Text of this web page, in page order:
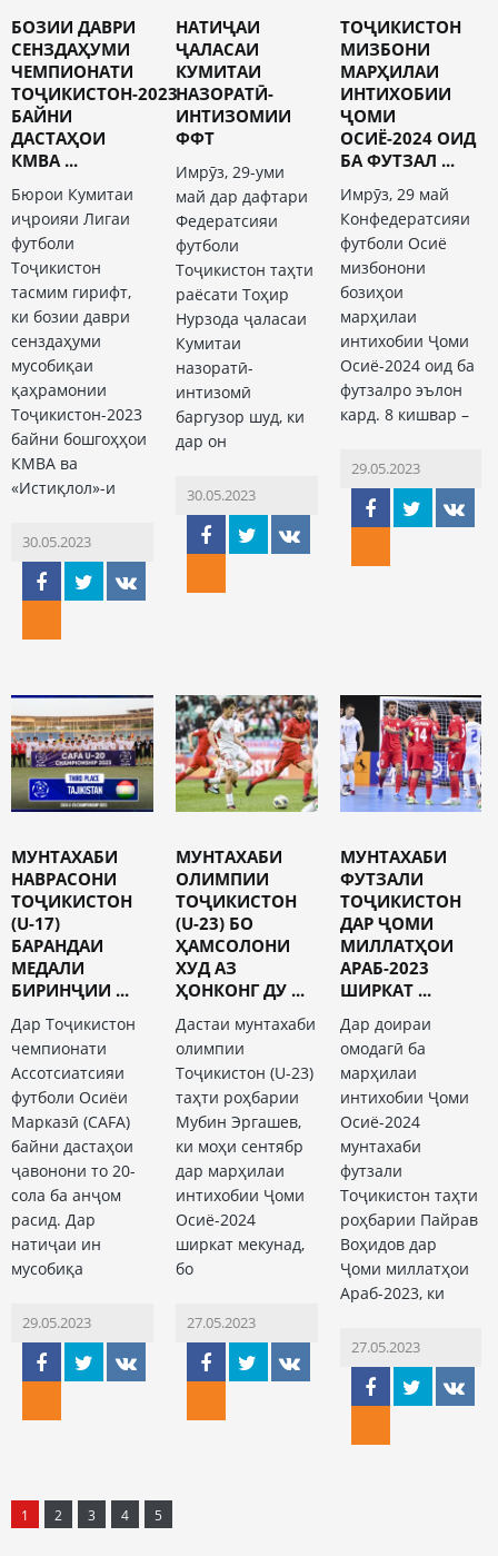
БОЗИИ ДАВРИ
СЕНЗДАҲУМИ
ЧЕМПИОНАТИ
ТОҶИКИСТОН-2023
БАЙНИ
ДАСТАҲОИ
КМВА ...
Бюрои Кумитаи
иҷроияи Лигаи
футболи
Тоҷикистон
тасмим гирифт,
ки бозии даври
сенздаҳуми
мусобиқаи
қаҳрамонии
Тоҷикистон-2023
байни бошгоҳҳои
КМВА ва
«Истиқлол»-и
30.05.2023
НАТИҶАИ
ҶАЛАСАИ
КУМИТАИ
НАЗОРАТӢ-
ИНТИЗОМИИ
ФФТ
Имрӯз, 29-уми
май дар дафтари
Федератсияи
футболи
Тоҷикистон таҳти
раёсати Тоҳир
Нурзода ҷаласаи
Кумитаи
назоратӣ-
интизомӣ
баргузор шуд, ки
дар он
30.05.2023
ТОҶИКИСТОН
МИЗБОНИ
МАРҲИЛАИ
ИНТИХОБИИ
ҶОМИ
ОСИЁ-2024 ОИД
БА ФУТЗАЛ ...
Имрӯз, 29 май
Конфедератсияи
футболи Осиё
мизбонони
бозиҳои
марҳилаи
интихобии Ҷоми
Осиё-2024 оид ба
футзалро эълон
кард. 8 кишвар –
29.05.2023
МУНТАХАБИ
НАВРАСОНИ
ТОҶИКИСТОН
(U-17)
БАРАНДАИ
МЕДАЛИ
БИРИНҶИИ ...
Дар Тоҷикистон
чемпионати
Ассотсиатсияи
футболи Осиёи
Марказӣ (CAFA)
байни дастаҳои
ҷавонони то 20-
сола ба анҷом
расид. Дар
натиҷаи ин
мусобиқа
29.05.2023
МУНТАХАБИ
ОЛИМПИИ
ТОҶИКИСТОН
(U-23) БО
ҲАМСОЛОНИ
ХУД АЗ
ҲОНКОНГ ДУ ...
Дастаи мунтахаби
олимпии
Тоҷикистон (U-23)
таҳти роҳбарии
Мубин Эргашев,
ки моҳи сентябр
дар марҳилаи
интихобии Ҷоми
Осиё-2024
ширкат мекунад,
бо
27.05.2023
МУНТАХАБИ
ФУТЗАЛИ
ТОҶИКИСТОН
ДАР ҶОМИ
МИЛЛАТҲОИ
АРАБ-2023
ШИРКАТ ...
Дар доираи
омодагӣ ба
марҳилаи
интихобии Ҷоми
Осиё-2024
мунтахаби
футзали
Тоҷикистон таҳти
роҳбарии Пайрав
Воҳидов дар
Ҷоми миллатҳои
Араб-2023, ки
27.05.2023
1 2 3 4 5